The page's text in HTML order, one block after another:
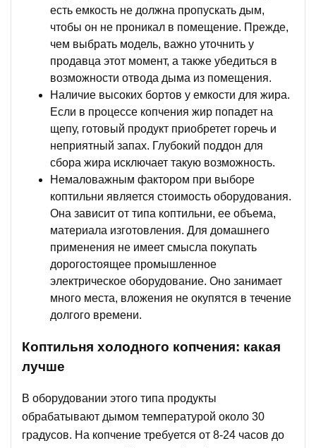
есть емкость не должна пропускать дым,
чтобы он не проникал в помещение. Прежде,
чем выбрать модель, важно уточнить у
продавца этот момент, а также убедиться в
возможности отвода дыма из помещения.
Наличие высоких бортов у емкости для жира.
Если в процессе копчения жир попадет на
щепу, готовый продукт приобретет горечь и
неприятный запах. Глубокий поддон для
сбора жира исключает такую возможность.
Немаловажным фактором при выборе
коптильни является стоимость оборудования.
Она зависит от типа коптильни, ее объема,
материала изготовления. Для домашнего
применения не имеет смысла покупать
дорогостоящее промышленное
электрическое оборудование. Оно занимает
много места, вложения не окупятся в течение
долгого времени.
Коптильня холодного копчения: какая
лучше
В оборудовании этого типа продукты
обрабатывают дымом температурой около 30
градусов. На копчение требуется от 8-24 часов до